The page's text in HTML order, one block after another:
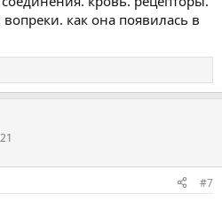
как она появилась в
#7